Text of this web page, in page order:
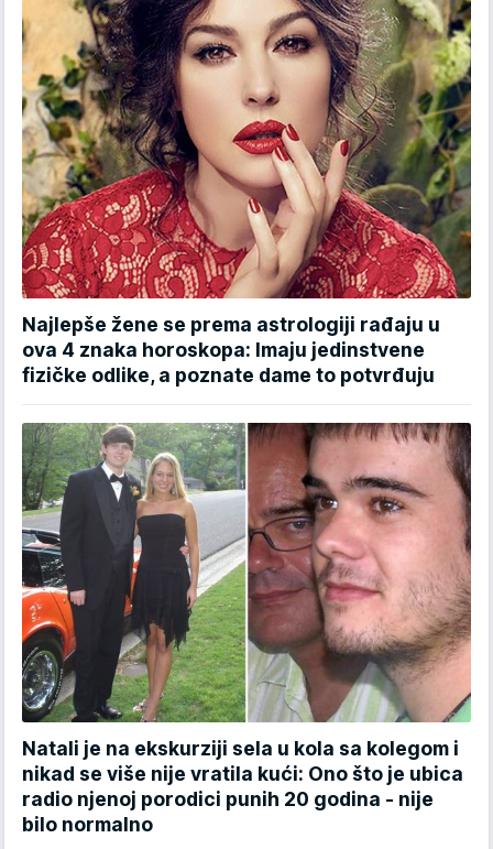
Najlepše žene se prema astrologiji rađaju u
ova 4 znaka horoskopa: Imaju jedinstvene
fizičke odlike, a poznate dame to potvrđuju
Natali je na ekskurziji sela u kola sa kolegom i
nikad se više nije vratila kući: Ono što je ubica
radio njenoj porodici punih 20 godina - nije
bilo normalno